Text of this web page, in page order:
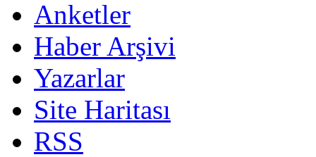
Anketler
Haber Arşivi
Yazarlar
Site Haritası
RSS